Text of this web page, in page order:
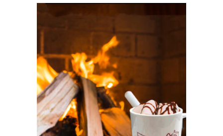
2023mug
Κεραμικές κούπες με λογότυπο
€0